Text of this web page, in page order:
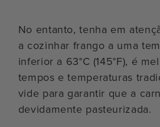
No entanto, tenha em
a cozinhar frango a uma
inferior a 63°C (145°F), é
tempos e temperaturas
vide para garantir que a
devidamente pasteurizada.